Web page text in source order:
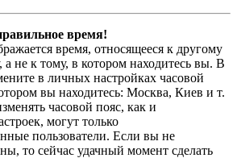
время!
время, относящееся к другому
а не к тому, в котором находитесь вы. В
в личных настройках часовой
вы находитесь: Москва, Киев и т.
часовой пояс, как и
могут только
пользователи. Если вы не
то сейчас удачный момент сделать